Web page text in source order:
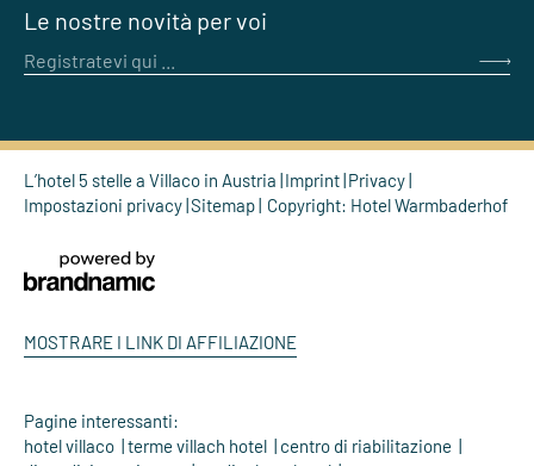
Le nostre novità per voi
Registratevi qui ...
L’hotel 5 stelle a Villaco in Austria Imprint Privacy
Impostazioni privacy Sitemap Copyright: Hotel Warmbaderhof
MOSTRARE I LINK DI AFFILIAZIONE
Pagine interessanti:
hotel villaco
terme villach hotel
centro di riabilitazione